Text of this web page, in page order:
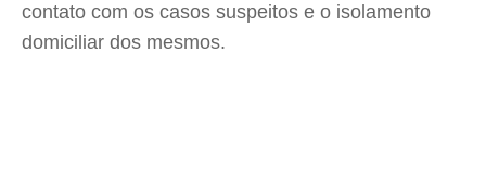
contato com os casos suspeitos e o isolamento
domiciliar dos mesmos.